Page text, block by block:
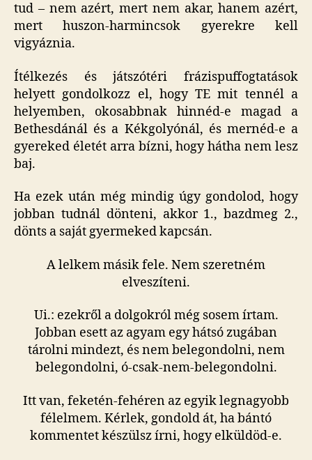
tud – nem azért, mert nem akar, hanem azért,
mert huszon-harmincsok gyerekre kell
vigyáznia.
Ítélkezés és játszótéri frázispuffogtatások
helyett gondolkozz el, hogy TE mit tennél a
helyemben, okosabbnak hinnéd-e magad a
Bethesdánál és a Kékgolyónál, és mernéd-e a
gyereked életét arra bízni, hogy hátha nem lesz
baj.
Ha ezek után még mindig úgy gondolod, hogy
jobban tudnál dönteni, akkor 1., bazdmeg 2.,
dönts a saját gyermeked kapcsán.
A lelkem másik fele. Nem szeretném
elveszíteni.
Ui.: ezekről a dolgokról még sosem írtam.
Jobban esett az agyam egy hátsó zugában
tárolni mindezt, és nem belegondolni, nem
belegondolni, ó-csak-nem-belegondolni.
Itt van, feketén-fehéren az egyik legnagyobb
félelmem. Kérlek, gondold át, ha bántó
kommentet készülsz írni, hogy elküldöd-e.